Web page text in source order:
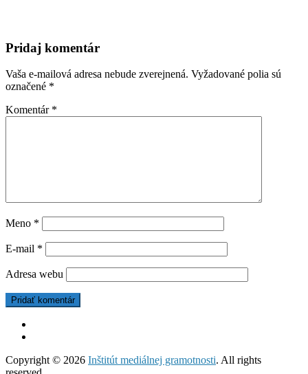
Pridaj komentár
Vaša e-mailová adresa nebude zverejnená. Vyžadované polia sú
označené *
Komentár *
Meno *
E-mail *
Adresa webu
Copyright © 2026 Inštitút mediálnej gramotnosti. All rights